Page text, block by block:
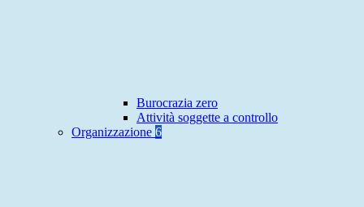
Burocrazia zero
Attività soggette a controllo
Organizzazione 6